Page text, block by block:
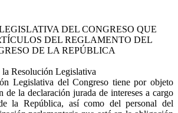
DEL CONGRESO QUE
DEL REGLAMENTO DEL
DE LA REPÚBLICA
la Resolución Legislativa
Legislativa del Congreso tiene por objeto
de la declaración jurada de intereses a cargo
la República, así como del personal del